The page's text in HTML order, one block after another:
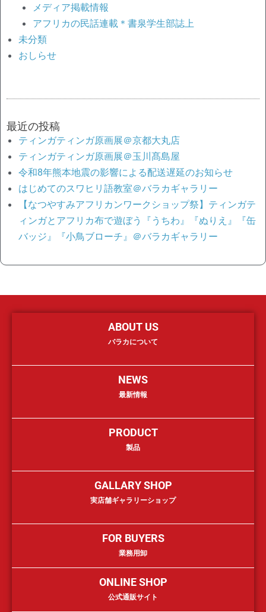
メディア掲載情報
アフリカの民話連載＊書泉学生部誌上
未分類
おしらせ
最近の投稿
ティンガティンガ原画展＠京都大丸店
ティンガティンガ原画展＠玉川髙島屋
令和8年熊本地震の影響による配送遅延のお知らせ
はじめてのスワヒリ語教室＠バラカギャラリー
【なつやすみアフリカンワークショップ祭】ティンガテ
ィンガとアフリカ布で遊ぼう『うちわ』『ぬりえ』『缶
バッジ』『小鳥ブローチ』＠バラカギャラリー
ABOUT US
バラカについて
NEWS
最新情報
PRODUCT
製品
GALLARY SHOP
実店舗ギャラリーショップ
FOR BUYERS
業務用卸
ONLINE SHOP
公式通販サイト